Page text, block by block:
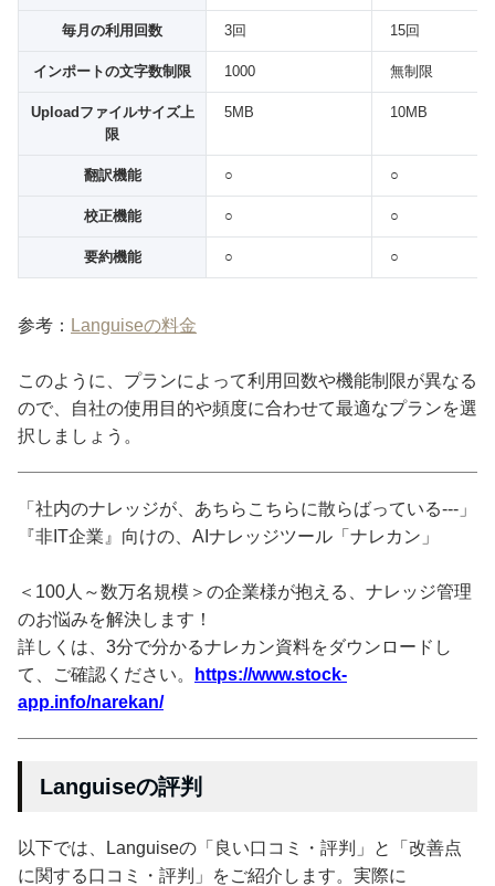
毎月の利用回数 3回 15回
インポートの文字数制限 1000 無制限
Uploadファイルサイズ上
限
5MB 10MB
翻訳機能 ○ ○
校正機能 ○ ○
要約機能 ○ ○
参考： Languiseの料金
このように、プランによって利用回数や機能制限が異なる
ので、自社の使用目的や頻度に合わせて最適なプランを選
択しましょう。
「社内のナレッジが、あちらこちらに散らばっている---」
『非IT企業』向けの、AIナレッジツール「ナレカン」
＜100人～数万名規模＞の企業様が抱える、ナレッジ管理
のお悩みを解決します！
詳しくは、3分で分かるナレカン資料をダウンロードし
て、ご確認ください。
https://www.stock-
app.info/narekan/
Languiseの評判
以下では、Languiseの「良い口コミ・評判」と「改善点
に関する口コミ・評判」をご紹介します。実際に